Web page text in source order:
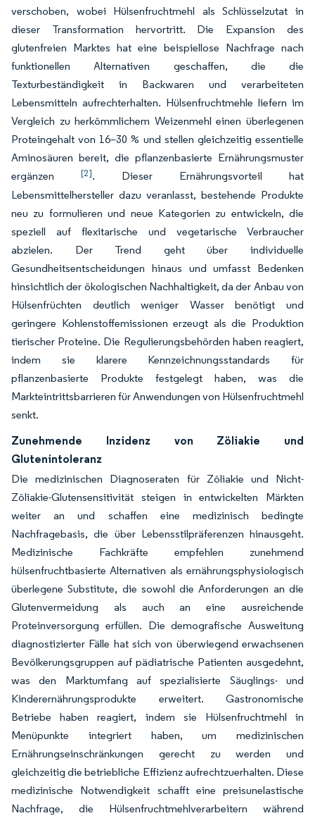
verschoben, wobei Hülsenfruchtmehl als Schlüsselzutat in
dieser Transformation hervortritt. Die Expansion des
glutenfreien Marktes hat eine beispiellose Nachfrage nach
funktionellen Alternativen geschaffen, die die
Texturbeständigkeit in Backwaren und verarbeiteten
Lebensmitteln aufrechterhalten. Hülsenfruchtmehle liefern im
Vergleich zu herkömmlichem Weizenmehl einen überlegenen
Proteingehalt von 16–30 % und stellen gleichzeitig essentielle
Aminosäuren bereit, die pflanzenbasierte Ernährungsmuster
ergänzen [2]. Dieser Ernährungsvorteil hat
Lebensmittelhersteller dazu veranlasst, bestehende Produkte
neu zu formulieren und neue Kategorien zu entwickeln, die
speziell auf flexitarische und vegetarische Verbraucher
abzielen. Der Trend geht über individuelle
Gesundheitsentscheidungen hinaus und umfasst Bedenken
hinsichtlich der ökologischen Nachhaltigkeit, da der Anbau von
Hülsenfrüchten deutlich weniger Wasser benötigt und
geringere Kohlenstoffemissionen erzeugt als die Produktion
tierischer Proteine. Die Regulierungsbehörden haben reagiert,
indem sie klarere Kennzeichnungsstandards für
pflanzenbasierte Produkte festgelegt haben, was die
Markteintrittsbarrieren für Anwendungen von Hülsenfruchtmehl
senkt.
Zunehmende Inzidenz von Zöliakie und
Glutenintoleranz
Die medizinischen Diagnoseraten für Zöliakie und Nicht-
Zöliakie-Glutensensitivität steigen in entwickelten Märkten
weiter an und schaffen eine medizinisch bedingte
Nachfragebasis, die über Lebensstilpräferenzen hinausgeht.
Medizinische Fachkräfte empfehlen zunehmend
hülsenfruchtbasierte Alternativen als ernährungsphysiologisch
überlegene Substitute, die sowohl die Anforderungen an die
Glutenvermeidung als auch an eine ausreichende
Proteinversorgung erfüllen. Die demografische Ausweitung
diagnostizierter Fälle hat sich von überwiegend erwachsenen
Bevölkerungsgruppen auf pädiatrische Patienten ausgedehnt,
was den Marktumfang auf spezialisierte Säuglings- und
Kinderernährungsprodukte erweitert. Gastronomische
Betriebe haben reagiert, indem sie Hülsenfruchtmehl in
Menüpunkte integriert haben, um medizinischen
Ernährungseinschränkungen gerecht zu werden und
gleichzeitig die betriebliche Effizienz aufrechtzuerhalten. Diese
medizinische Notwendigkeit schafft eine preisunelastische
Nachfrage, die Hülsenfruchtmehlverarbeitern während